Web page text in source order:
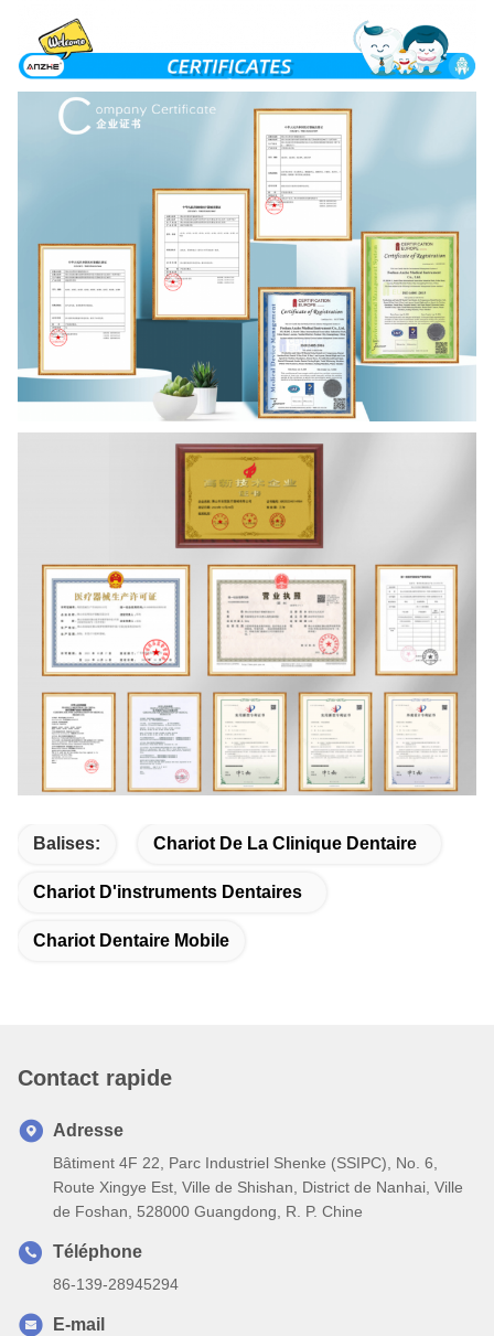
Balises: Chariot De La Clinique Dentaire
Chariot D'instruments Dentaires
Chariot Dentaire Mobile
Contact rapide
Adresse
Bâtiment 4F 22, Parc Industriel Shenke (SSIPC), No. 6,
Route Xingye Est, Ville de Shishan, District de Nanhai, Ville
de Foshan, 528000 Guangdong, R. P. Chine
Téléphone
86-139-28945294
E-mail